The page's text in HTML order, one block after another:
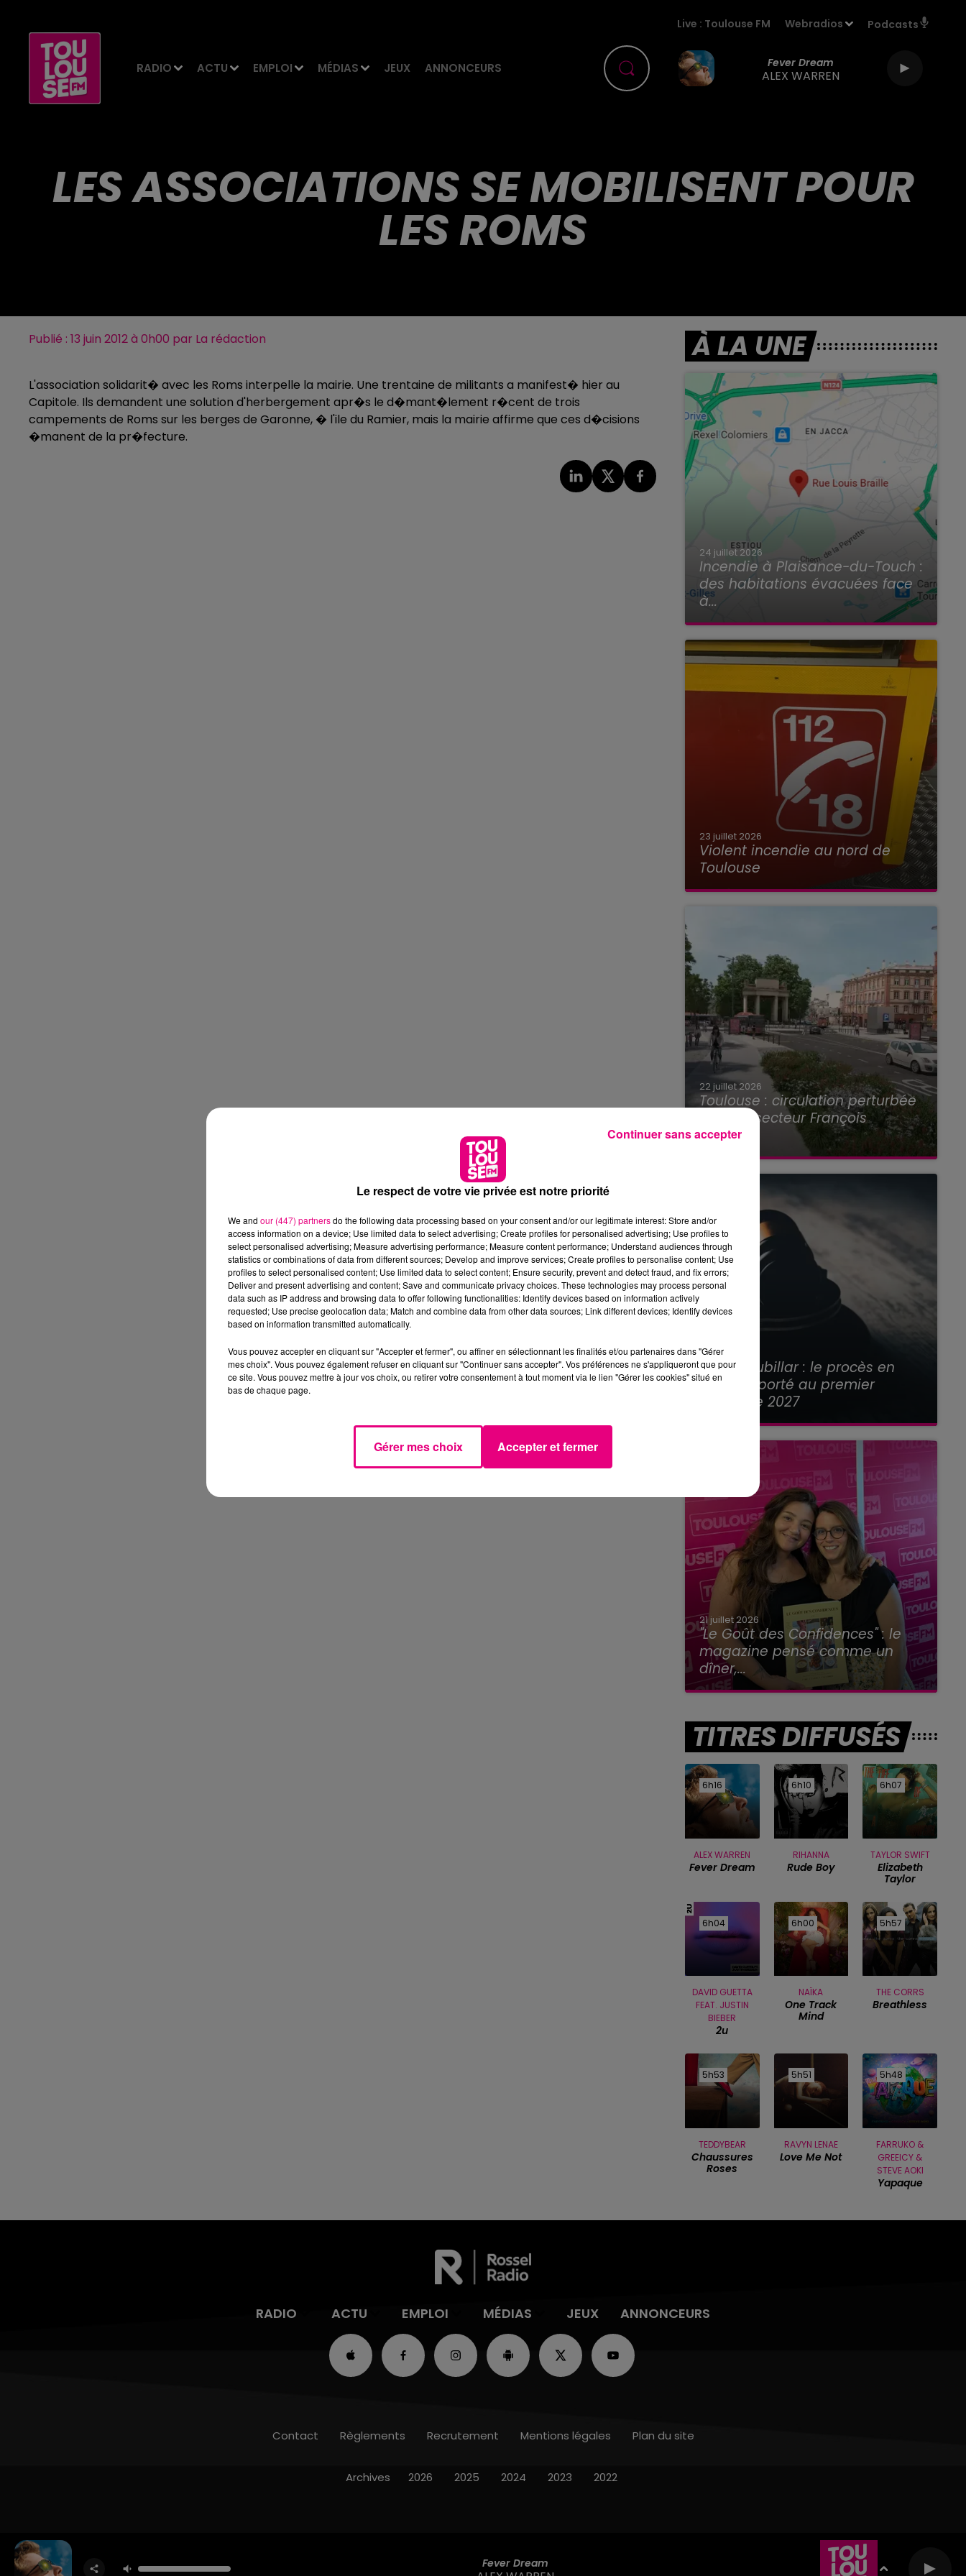
RADIO ACTU EMPLOI MÉDIAS JEUX ANNONCEURS
Live : Toulouse FM Webradios Podcasts
Fever Dream
ALEX WARREN
LES ASSOCIATIONS SE MOBILISENT POUR
LES ROMS
Publié : 13 juin 2012 à 0h00 par La rédaction
L'association solidarit� avec les Roms interpelle la mairie. Une trentaine de militants a manifest� hier au
Capitole. Ils demandent une solution d'herbergement apr�s le d�mant�lement r�cent de trois
campements de Roms sur les berges de Garonne, � l'ile du Ramier, mais la mairie affirme que ces d�cisions
�manent de la pr�fecture.
À LA UNE
24 juillet 2026
Incendie à Plaisance-du-Touch :
des habitations évacuées face
à...
23 juillet 2026
Violent incendie au nord de
Toulouse
22 juillet 2026
Toulouse : circulation perturbée
dans le secteur François
Verdier...
21 juillet 2026
Affaire Jubillar : le procès en
appel reporté au premier
semestre 2027
21 juillet 2026
"Le Goût des Confidences" : le
magazine pensé comme un
dîner,...
TITRES DIFFUSÉS
6h16
6h16
ALEX WARREN
Fever Dream
6h10
6h10
RIHANNA
Rude Boy
6h07
6h07
TAYLOR SWIFT
Elizabeth
Taylor
6h04
6h04
DAVID GUETTA
FEAT. JUSTIN
BIEBER
2u
6h00
6h00
NAÏKA
One Track
Mind
5h57
5h57
THE CORRS
Breathless
5h53
5h53
TEDDYBEAR
Chaussures
Roses
5h51
5h51
RAVYN LENAE
Love Me Not
5h48
5h48
FARRUKO &
GREEICY &
STEVE AOKI
Yapaque
RADIO ACTU EMPLOI MÉDIAS JEUX ANNONCEURS
Fever Dream
Contact Règlements Recrutement Mentions légales Plan du site
Archives 2026 2025 2024 2023 2022
Le respect de votre vie privée est notre priorité
We and our (447) partnersdo the following data processing based on your consent and/or our legitimate interest: Store and/or
access information on a device; Use limited data to select advertising; Create profiles for personalised advertising; Use profiles to
select personalised advertising; Measure advertising performance; Measure content performance; Understand audiences through
statistics or combinations of data from different sources; Develop and improve services; Create profiles to personalise content; Use
profiles to select personalised content; Use limited data to select content; Ensure security, prevent and detect fraud, and fix errors;
Deliver and present advertising and content; Save and communicate privacy choices. These technologies may process personal
data such as IP address and browsing data to offer following functionalities: Identify devices based on information actively
requested; Use precise geolocation data; Match and combine data from other data sources; Link different devices; Identify devices
based on information transmitted automatically.
Vous pouvez accepter en cliquant sur "Accepter et fermer", ou affiner en sélectionnant les finalités et/ou partenaires dans "Gérer
mes choix". Vous pouvez également refuser en cliquant sur "Continuer sans accepter". Vos préférences ne s'appliqueront que pour
ce site. Vous pouvez mettre à jour vos choix, ou retirer votre consentement à tout moment via le lien "Gérer les cookies" situé en
bas de chaque page.
Gérer mes choix Accepter et fermer
Continuer sans accepter